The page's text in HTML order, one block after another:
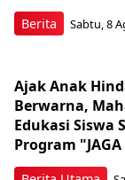
Berita Sabtu, 8
Ajak Anak
Berwarna,
Edukasi Siswa
Program "JAGA